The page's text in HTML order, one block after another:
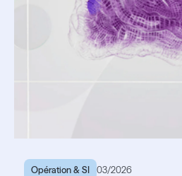
Opération & SI 03/2026